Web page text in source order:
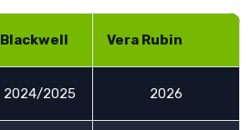
Blackwell Vera Rubin
2024/2025 2026